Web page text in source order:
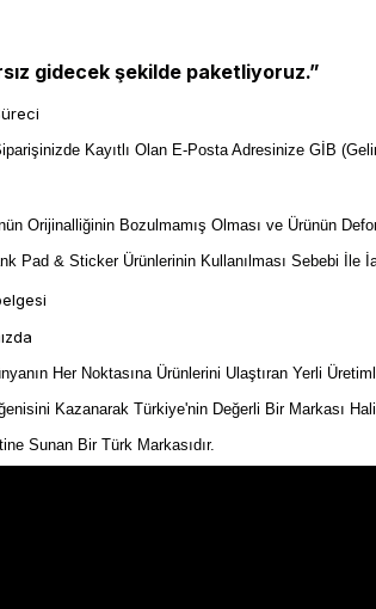
gidecek şekilde paketliyoruz.”
Kayıtlı Olan E-Posta Adresinize GİB
Orijinalliğinin Bozulmamış Olması ve Ürünün
Pad & Sticker Ürünlerinin Kullanılması Sebebi İle
Her Noktasına Ürünlerini Ulaştıran Yerli
Kazanarak Türkiye'nin Değerli Bir Markası
Sunan Bir Türk Markasıdır.